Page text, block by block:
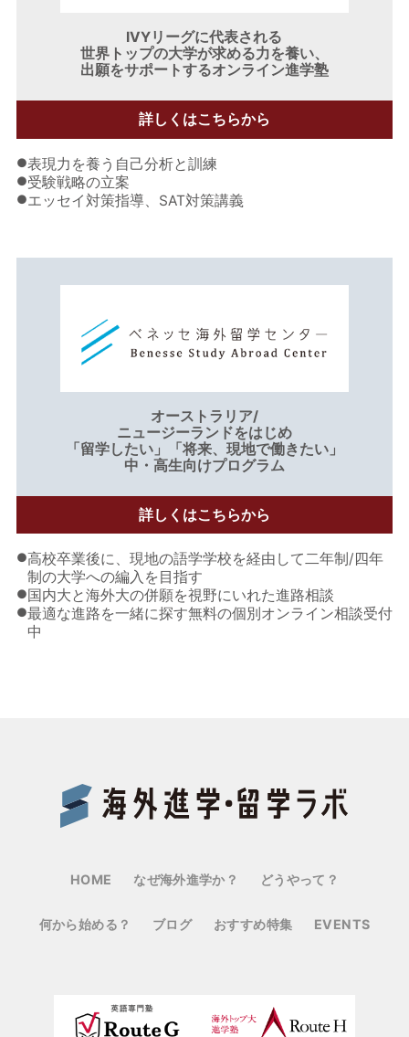
IVYリーグに代表される
世界トップの大学が求める力を養い、
出願をサポートするオンライン進学塾
詳しくはこちらから
●表現力を養う自己分析と訓練
●受験戦略の立案
●エッセイ対策指導、SAT対策講義
オーストラリア/
ニュージーランドをはじめ
「留学したい」「将来、現地で働きたい」
中・高生向けプログラム
詳しくはこちらから
●高校卒業後に、現地の語学学校を経由して二年制/四年
制の大学への編入を目指す
●国内大と海外大の併願を視野にいれた進路相談
●最適な進路を一緒に探す無料の個別オンライン相談受付
中
HOME なぜ海外進学か？ どうやって？
何から始める？ ブログ おすすめ特集 EVENTS